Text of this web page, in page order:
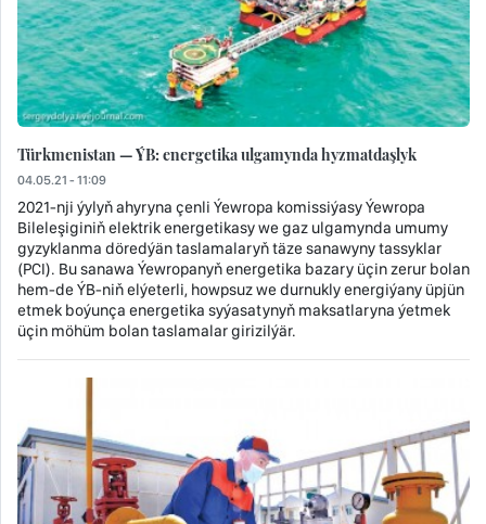
Türkmenistan — ÝB: energetika ulgamynda hyzmatdaşlyk
04.05.21 - 11:09
2021-nji ýylyň ahyryna çenli Ýewropa komissiýasy Ýewropa
Bileleşiginiň elektrik energetikasy we gaz ulgamynda umumy
gyzyklanma döredýän taslamalaryň täze sanawyny tassyklar
(PCI). Bu sanawa Ýewropanyň energetika bazary üçin zerur bolan
hem-de ÝB-niň elýeterli, howpsuz we durnukly energiýany üpjün
etmek boýunça energetika syýasatynyň maksatlaryna ýetmek
üçin möhüm bolan taslamalar girizilýär.